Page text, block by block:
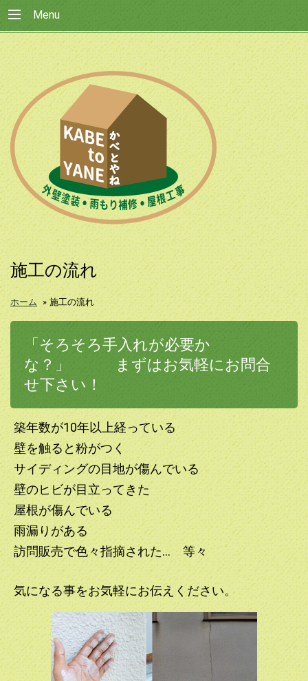
Menu
施工の流れ
ホーム » 施工の流れ
「そろそろ手入れが必要か
な？」 まずはお気軽にお問合
せ下さい！
築年数が10年以上経っている
壁を触ると粉がつく
サイディングの目地が傷んでいる
壁のヒビが目立ってきた
屋根が傷んでいる
雨漏りがある
訪問販売で色々指摘された… 等々
気になる事をお気軽にお伝えください。